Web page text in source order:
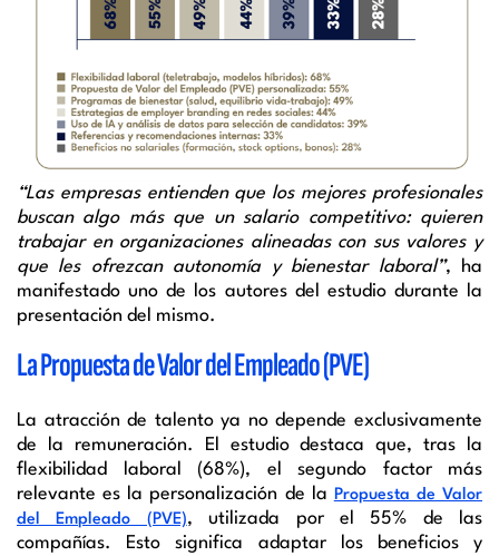
“Las empresas entienden que los mejores profesionales
buscan algo más que un salario competitivo: quieren
trabajar en organizaciones alineadas con sus valores y
que les ofrezcan autonomía y bienestar laboral”, ha
manifestado uno de los autores del estudio durante la
presentación del mismo.
La Propuesta de Valor del Empleado (PVE)
La atracción de talento ya no depende exclusivamente
de la remuneración. El estudio destaca que, tras la
flexibilidad laboral (68%), el segundo factor más
relevante es la personalización de la Propuesta de Valor
del Empleado (PVE), utilizada por el 55% de las
compañías. Esto significa adaptar los beneficios y